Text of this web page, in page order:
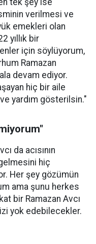
tek şey ise
verilmesi ve
emekleri olan
yıllık bir
için söylüyorum,
Ramazan
devam ediyor.
hiç bir aile
yardım gösterilsin."
da acısının
hiç
Her şey gözümün
ama şunu herkes
bir Ramazan Avcı
yok edebilecekler.